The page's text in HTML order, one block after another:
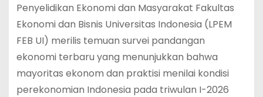
Penyelidikan Ekonomi dan Masyarakat Fakultas
Ekonomi dan Bisnis Universitas Indonesia (LPEM
FEB UI) merilis temuan survei pandangan
ekonomi terbaru yang menunjukkan bahwa
mayoritas ekonom dan praktisi menilai kondisi
perekonomian Indonesia pada triwulan I-2026